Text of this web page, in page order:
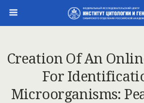
Creation Of An
For
Microorganisms: